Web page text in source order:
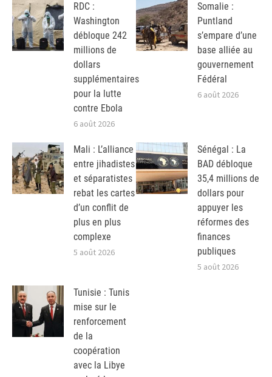
RDC :
Washington
débloque 242
millions de
dollars
supplémentaires
pour la lutte
contre Ebola
6 août 2026
Somalie :
Puntland
s’empare d’une
base alliée au
gouvernement
Fédéral
6 août 2026
Mali : L’alliance
entre jihadistes
et séparatistes
rebat les cartes
d’un conflit de
plus en plus
complexe
5 août 2026
Sénégal : La
BAD débloque
35,4 millions de
dollars pour
appuyer les
réformes des
finances
publiques
5 août 2026
Tunisie : Tunis
mise sur le
renforcement
de la
coopération
avec la Libye